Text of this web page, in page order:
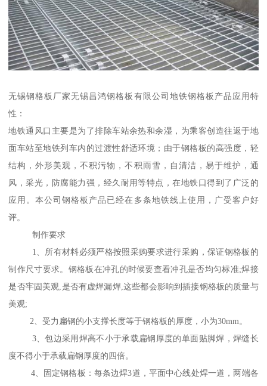
无锡钢格板厂家无锡昌鸿钢格板有限公司地铁钢格板产品应用特
性：
地铁通风口主要是为了排除车站余热和余湿，为乘客创造往返于地
面车站至地铁列车内的过渡性舒适环境；由于钢格板的高强度，轻
结构，外形美观，不积污物，不积雨雪，自清洁，易于维护，通
风，采光，防腐能力强，经久耐用等特点，在地铁口得到了广泛的
应用。本公司钢格板产品已经在多条地铁线上使用，广受客户好
评。
制作要求
1、所有材料必须严格按照采购要求进行采购，保证钢格板的
制作尺寸要求。钢格板在冲孔的时候要查看冲孔是否均匀标准;焊接
是否牢固美观,是否有虚焊漏焊,这些都会影响到插接钢格板的质量与
美观;
2、受力扁钢的小支撑长度等于钢格板的厚度，小为30mm。
3、包边采用焊高不小于承载扁钢厚度的单面贴脚焊，焊缝长
度不得小于承载扁钢厚度的四倍。
4、固定钢格板：每条边焊3道，平面中心线处焊一道，两端各